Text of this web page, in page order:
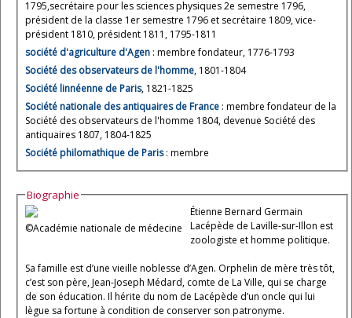
1795,secrétaire pour les sciences physiques 2e semestre 1796,
président de la classe 1er semestre 1796 et secrétaire 1809, vice-
président 1810, président 1811, 1795-1811
société d'agriculture d'Agen : membre fondateur, 1776-1793
Société des observateurs de l'homme, 1801-1804
Société linnéenne de Paris, 1821-1825
Société nationale des antiquaires de France : membre fondateur de la
Société des observateurs de l'homme 1804, devenue Société des
antiquaires 1807, 1804-1825
Société philomathique de Paris: membre
Biographie
©Académie nationale de médecine
Étienne Bernard Germain
Lacépède de Laville-sur-Illon est
zoologiste et homme politique.
Sa famille est d’une vieille noblesse d’Agen. Orphelin de mère très tôt,
c’est son père, Jean-Joseph Médard, comte de La Ville, qui se charge
de son éducation. Il hérite du nom de Lacépède d’un oncle qui lui
lègue sa fortune à condition de conserver son patronyme.